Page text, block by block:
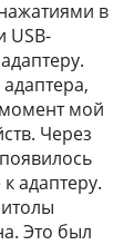
в
USB-
мой
Через
адаптеру.
Это был